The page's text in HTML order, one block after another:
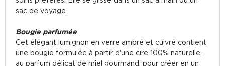
sac de voyage.
Bougie parfumée
Cet élégant lumignon en verre ambré et cuivré contient
une bougie formulée à partir d'une cire 100% naturelle,
au parfum délicat de miel gourmand, pour créer en un